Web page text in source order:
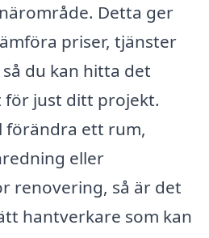
Detta ger
priser, tjänster
du kan hitta det
just ditt projekt.
förändra ett rum,
eller
renovering, så är det
hantverkare som kan